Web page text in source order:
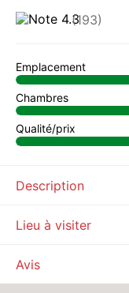
(193)
Emplacement
Chambres
Qualité/prix
Description
Lieu à visiter
Avis